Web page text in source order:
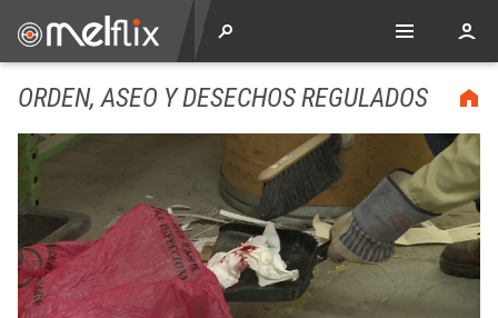
ORDEN, ASEO Y DESECHOS REGULADOS